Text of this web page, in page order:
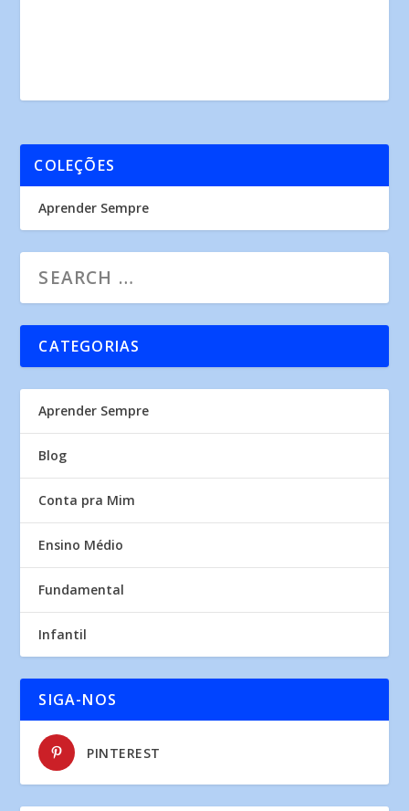
COLEÇÕES
Aprender Sempre
CATEGORIAS
Aprender Sempre
Blog
Conta pra Mim
Ensino Médio
Fundamental
Infantil
SIGA-NOS
PINTEREST